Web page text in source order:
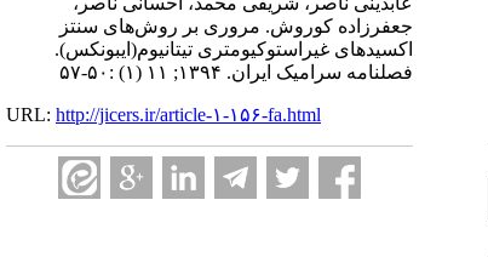
جعفرزاده کوروش. مروری بر روش‌های سنتز
اکسیدهای غیراستوکیومتری تیتانیوم(ایبونکس).
فصلنامه سرامیک ایران. ۱۳۹۴; ۱۱ (۱) :۵۰-۵۷
URL: http://jicers.ir/article-۱-۱۵۶-fa.html